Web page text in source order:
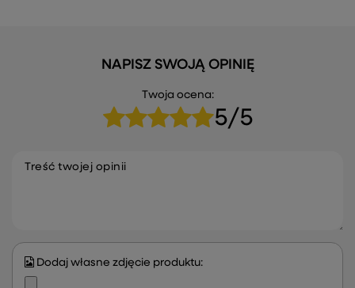
NAPISZ SWOJĄ OPINIĘ
Twoja ocena:
5/5
Treść twojej opinii
Dodaj własne zdjęcie produktu: